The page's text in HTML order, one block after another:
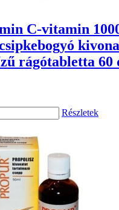
C-vitamin
rágótabletta 60
Részletek